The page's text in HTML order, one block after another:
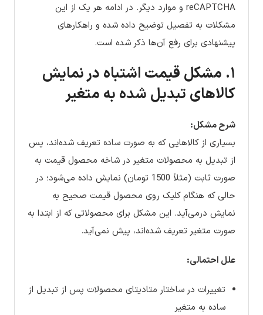
reCAPTCHA و موارد دیگر. در ادامه هر یک از این
مشکلات به تفصیل توضیح داده شده و راهکارهای
پیشنهادی برای رفع آن‌ها ذکر شده است.
۱. مشکل قیمت اشتباه در نمایش
کالاهای تبدیل شده به متغیر
شرح مشکل:
بسیاری از کالاهایی که به صورت ساده تعریف شده‌اند، پس
از تبدیل به محصولات متغیر در شاخه محصول قیمت به
صورت ثابت (مثلاً 1500 تومان) نمایش داده می‌شود؛ در
حالی که هنگام کلیک روی محصول قیمت صحیح به
نمایش درمی‌آید. این مشکل برای محصولاتی که از ابتدا به
صورت متغیر تعریف شده‌اند، پیش نمی‌آید.
علل احتمالی:
تغییرات در ساختار متادیتای محصولات پس از تبدیل از
ساده به متغیر